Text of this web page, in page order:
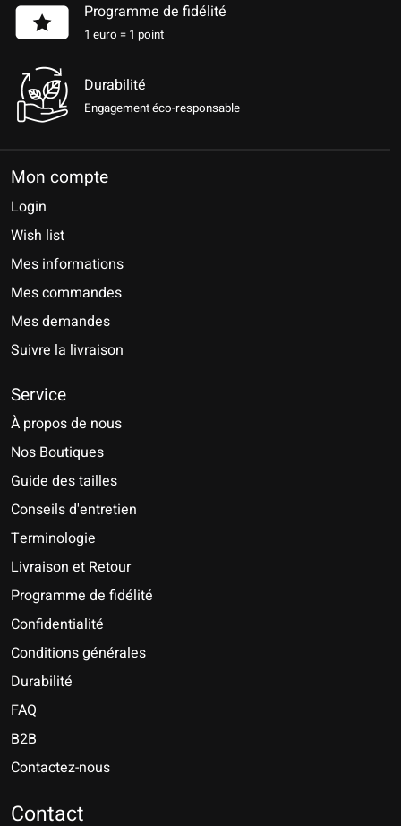
Programme de fidélité
1 euro = 1 point
Durabilité
Engagement éco-responsable
Mon compte
Login
Wish list
Mes informations
Mes commandes
Mes demandes
Suivre la livraison
Service
À propos de nous
Nos Boutiques
Guide des tailles
Conseils d'entretien
Terminologie
Livraison et Retour
Programme de fidélité
Confidentialité
Conditions générales
Durabilité
FAQ
B2B
Contactez-nous
Contact